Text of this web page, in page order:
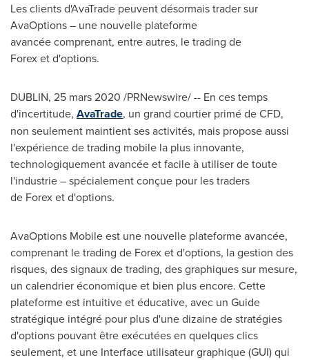
Les clients d'AvaTrade peuvent désormais trader sur
AvaOptions – une nouvelle plateforme
avancée comprenant, entre autres, le trading de
Forex et d'options.
DUBLIN, 25 mars 2020 /PRNewswire/ -- En ces temps
d'incertitude, AvaTrade, un grand courtier primé de CFD,
non seulement maintient ses activités, mais propose aussi
l'expérience de trading mobile la plus innovante,
technologiquement avancée et facile à utiliser de toute
l'industrie – spécialement conçue pour les traders
de Forex et d'options.
AvaOptions Mobile est une nouvelle plateforme avancée,
comprenant le trading de Forex et d'options, la gestion des
risques, des signaux de trading, des graphiques sur mesure,
un calendrier économique et bien plus encore. Cette
plateforme est intuitive et éducative, avec un Guide
stratégique intégré pour plus d'une dizaine de stratégies
d'options pouvant être exécutées en quelques clics
seulement, et une Interface utilisateur graphique (GUI) qui